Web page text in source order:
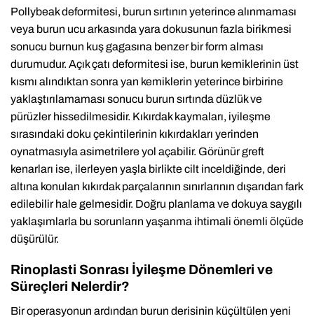
Pollybeak deformitesi, burun sırtının yeterince alınmaması
veya burun ucu arkasında yara dokusunun fazla birikmesi
sonucu burnun kuş gagasına benzer bir form alması
durumudur. Açık çatı deformitesi ise, burun kemiklerinin üst
kısmı alındıktan sonra yan kemiklerin yeterince birbirine
yaklaştırılamaması sonucu burun sırtında düzlük ve
pürüzler hissedilmesidir. Kıkırdak kaymaları, iyileşme
sırasındaki doku çekintilerinin kıkırdakları yerinden
oynatmasıyla asimetrilere yol açabilir. Görünür greft
kenarları ise, ilerleyen yaşla birlikte cilt inceldiğinde, deri
altına konulan kıkırdak parçalarının sınırlarının dışarıdan fark
edilebilir hale gelmesidir. Doğru planlama ve dokuya saygılı
yaklaşımlarla bu sorunların yaşanma ihtimali önemli ölçüde
düşürülür.
Rinoplasti Sonrası İyileşme Dönemleri ve
Süreçleri Nelerdir?
Bir operasyonun ardından burun derisinin küçültülen yeni